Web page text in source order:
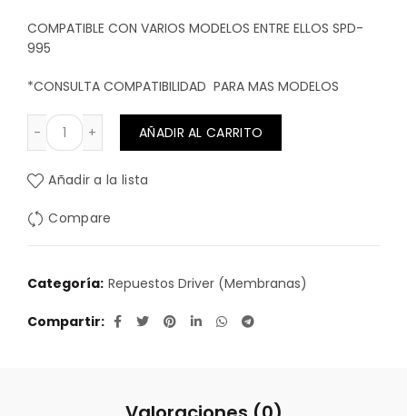
COMPATIBLE CON VARIOS MODELOS ENTRE ELLOS SPD-
995
*CONSULTA COMPATIBILIDAD PARA MAS MODELOS
REPUESTO BOBINA PARA AGUDO TITANIO cantidad
AÑADIR AL CARRITO
Añadir a la lista
Compare
Categoría: Repuestos Driver (Membranas)
Compartir